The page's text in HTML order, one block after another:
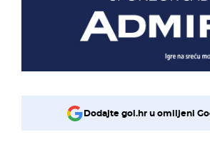
Dodajte gol.hr u omiljeni